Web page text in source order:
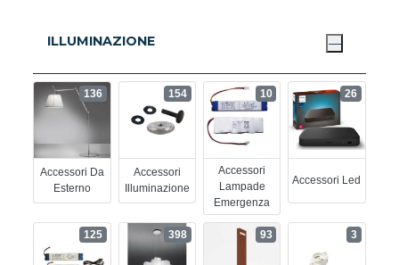
ILLUMINAZIONE
Accessori Da
Esterno
136
Accessori
Illuminazione
154
Accessori
Lampade
Emergenza
10
Accessori Led
26
125 398 93 3